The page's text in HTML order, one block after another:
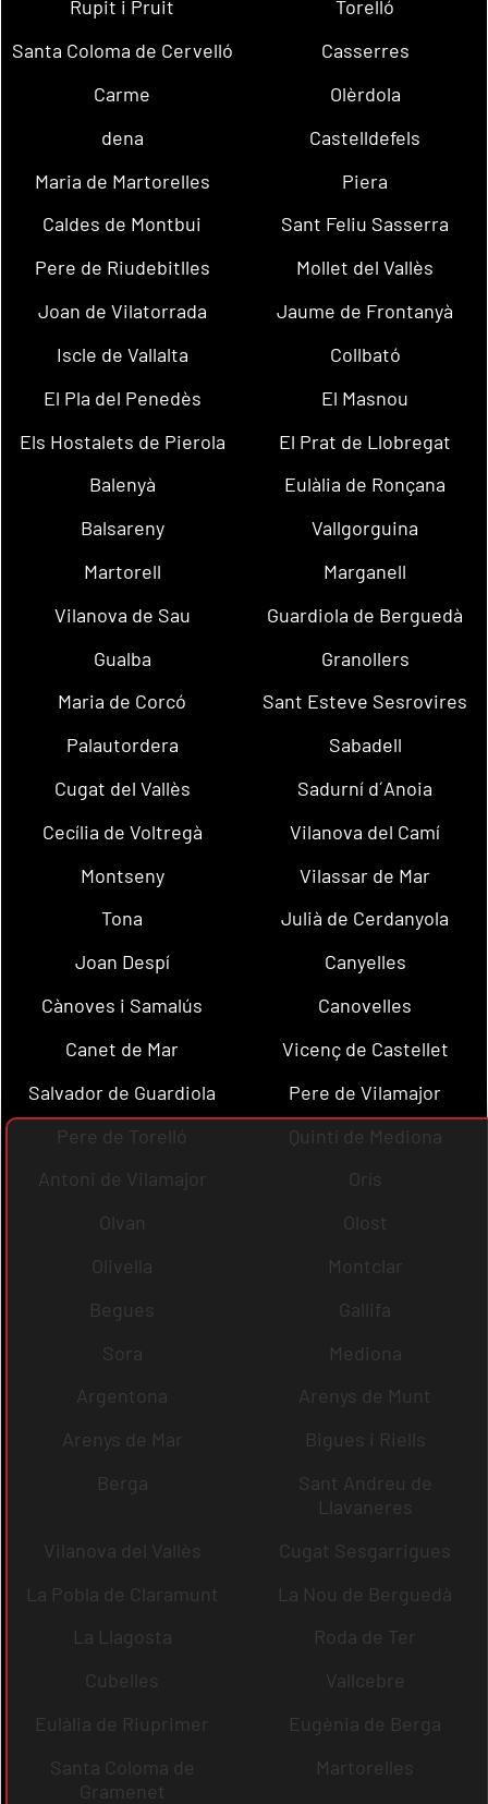
Rupit i Pruit
Torelló
Santa Coloma de Cervelló
Casserres
Carme
Olèrdola
dena
Castelldefels
Maria de Martorelles
Piera
Caldes de Montbui
Sant Feliu Sasserra
Pere de Riudebitlles
Mollet del Vallès
Joan de Vilatorrada
Jaume de Frontanyà
Iscle de Vallalta
Collbató
El Pla del Penedès
El Masnou
Els Hostalets de Pierola
El Prat de Llobregat
Balenyà
Eulàlia de Ronçana
Balsareny
Vallgorguina
Martorell
Marganell
Vilanova de Sau
Guardiola de Berguedà
Gualba
Granollers
Maria de Corcó
Sant Esteve Sesrovires
Palautordera
Sabadell
Cugat del Vallès
Sadurní d´Anoia
Cecília de Voltregà
Vilanova del Camí
Montseny
Vilassar de Mar
Tona
Julià de Cerdanyola
Joan Despí
Canyelles
Cànoves i Samalús
Canovelles
Canet de Mar
Vicenç de Castellet
Salvador de Guardiola
Pere de Vilamajor
Pere de Torelló
Quintí de Mediona
Antoni de Vilamajor
Orís
Olvan
Olost
Olivella
Montclar
Begues
Gallifa
Sora
Mediona
Argentona
Arenys de Munt
Arenys de Mar
Bigues i Riells
Berga
Sant Andreu de
Llavaneres
Vilanova del Vallès
Cugat Sesgarrigues
La Pobla de Claramunt
La Nou de Berguedà
La Llagosta
Roda de Ter
Cubelles
Vallcebre
Eulàlia de Riuprimer
Eugènia de Berga
Santa Coloma de
Gramenet
Martorelles